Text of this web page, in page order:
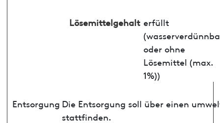
Lösemittelgehalt erfüllt
oder ohne
Lösemittel (max.
1%))
Entsorgung Die Entsorgung soll über einen
stattfinden.